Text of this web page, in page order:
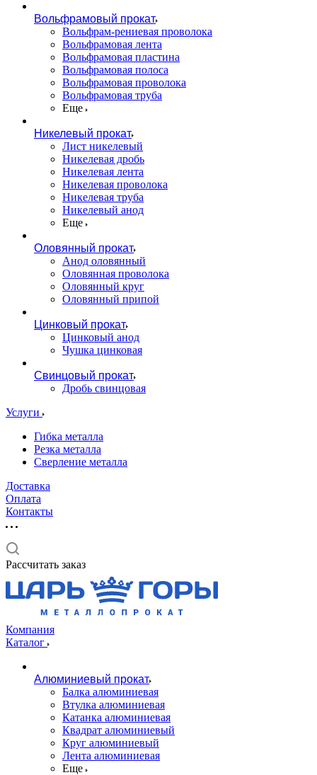
Вольфрамовый прокат
Вольфрам-рениевая проволока
Вольфрамовая лента
Вольфрамовая пластина
Вольфрамовая полоса
Вольфрамовая проволока
Вольфрамовая труба
Еще
Никелевый прокат
Лист никелевый
Никелевая дробь
Никелевая лента
Никелевая проволока
Никелевая труба
Никелевый анод
Еще
Оловянный прокат
Анод оловянный
Оловянная проволока
Оловянный круг
Оловянный припой
Цинковый прокат
Цинковый анод
Чушка цинковая
Свинцовый прокат
Дробь свинцовая
Услуги
Гибка металла
Резка металла
Сверление металла
Доставка
Оплата
Контакты
Рассчитать заказ
Компания
Каталог
Алюминиевый прокат
Балка алюминиевая
Втулка алюминиевая
Катанка алюминиевая
Квадрат алюминиевый
Круг алюминиевый
Лента алюминиевая
Еще